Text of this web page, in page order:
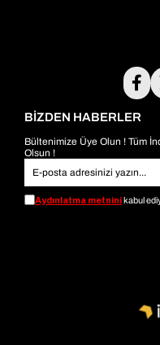
BİZDEN HABERLER
Bültenimize Üye Olun ! Tüm
Olsun !
Aydınlatma metninikabul